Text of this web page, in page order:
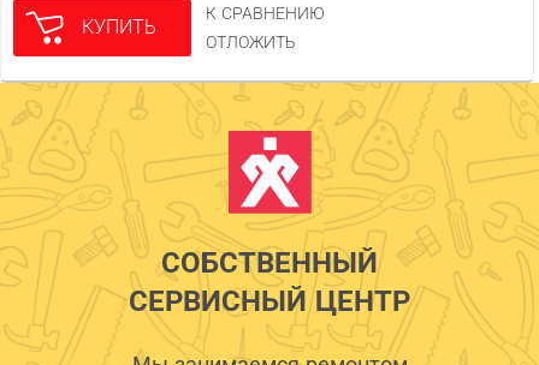
КУПИТЬ
К СРАВНЕНИЮ
ОТЛОЖИТЬ
СОБСТВЕННЫЙ
СЕРВИСНЫЙ ЦЕНТР